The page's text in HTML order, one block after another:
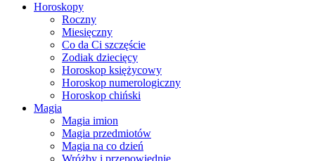
Horoskopy
Roczny
Miesięczny
Co da Ci szczęście
Zodiak dziecięcy
Horoskop księżycowy
Horoskop numerologiczny
Horoskop chiński
Magia
Magia imion
Magia przedmiotów
Magia na co dzień
Wróżby i przepowiednie